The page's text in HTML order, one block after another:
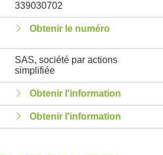
339030702
Obtenir le numéro
SAS, société par actions
simplifiée
Obtenir l'information
Obtenir l'information